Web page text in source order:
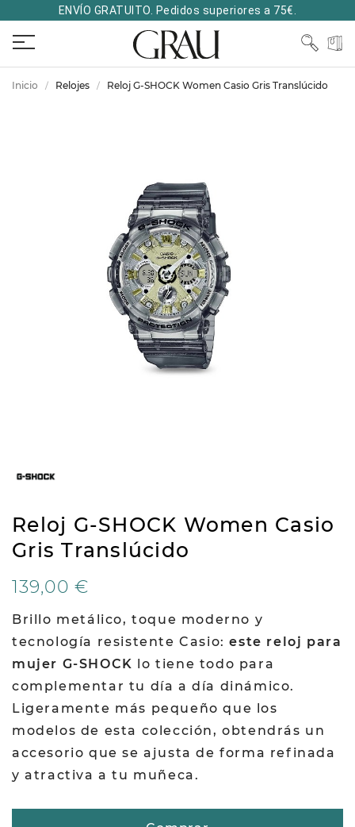
ENVÍO GRATUITO. Pedidos superiores a 75€.
Inicio Relojes Reloj G-SHOCK Women Casio Gris Translúcido
Reloj G-SHOCK Women Casio
Gris Translúcido
139,00 €
Brillo metálico, toque moderno y
tecnología resistente Casio:este reloj para
mujer G-SHOCK lo tiene todo para
complementar tu día a día dinámico.
Ligeramente más pequeño que los
modelos de esta colección, obtendrás un
accesorio que se ajusta de forma refinada
y atractiva a tu muñeca.